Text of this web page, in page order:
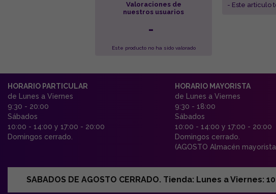
Valoraciones de
nuestros usuarios
-
Este producto no ha sido valorado
- Este articulo
HORARIO PARTICULAR
de Lunes a Viernes
9:30 - 20:00
Sábados
10:00 - 14:00 y 17:00 - 20:00
Domingos cerrado.
HORARIO MAYORISTA
de Lunes a Viernes
9:30 - 18:00
Sábados
10:00 - 14:00 y 17:00 - 20:00
Domingos cerrado.
(AGOSTO Almacén
SABADOS DE AGOSTO CERRADO. Tienda: Lunes a Viernes: